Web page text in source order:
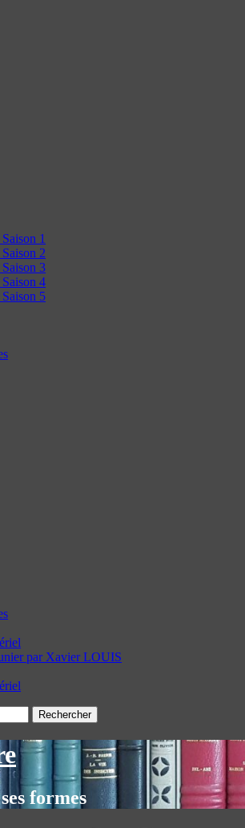
1
2
3
4
5
par Xavier LOUIS
formes